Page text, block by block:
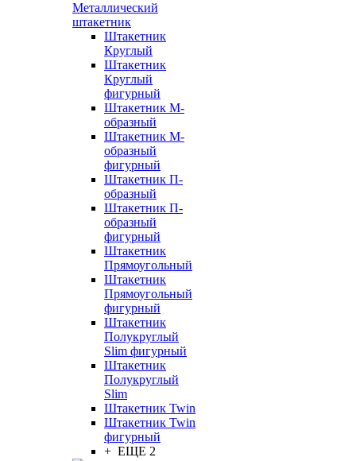
Металлический
штакетник
Штакетник
Круглый
Штакетник
Круглый
фигурный
Штакетник М-
образный
Штакетник М-
образный
фигурный
Штакетник П-
образный
Штакетник П-
образный
фигурный
Штакетник
Прямоугольный
Штакетник
Прямоугольный
фигурный
Штакетник
Полукруглый
Slim фигурный
Штакетник
Полукруглый
Slim
Штакетник Twin
Штакетник Twin
фигурный
+ ЕЩЕ 2